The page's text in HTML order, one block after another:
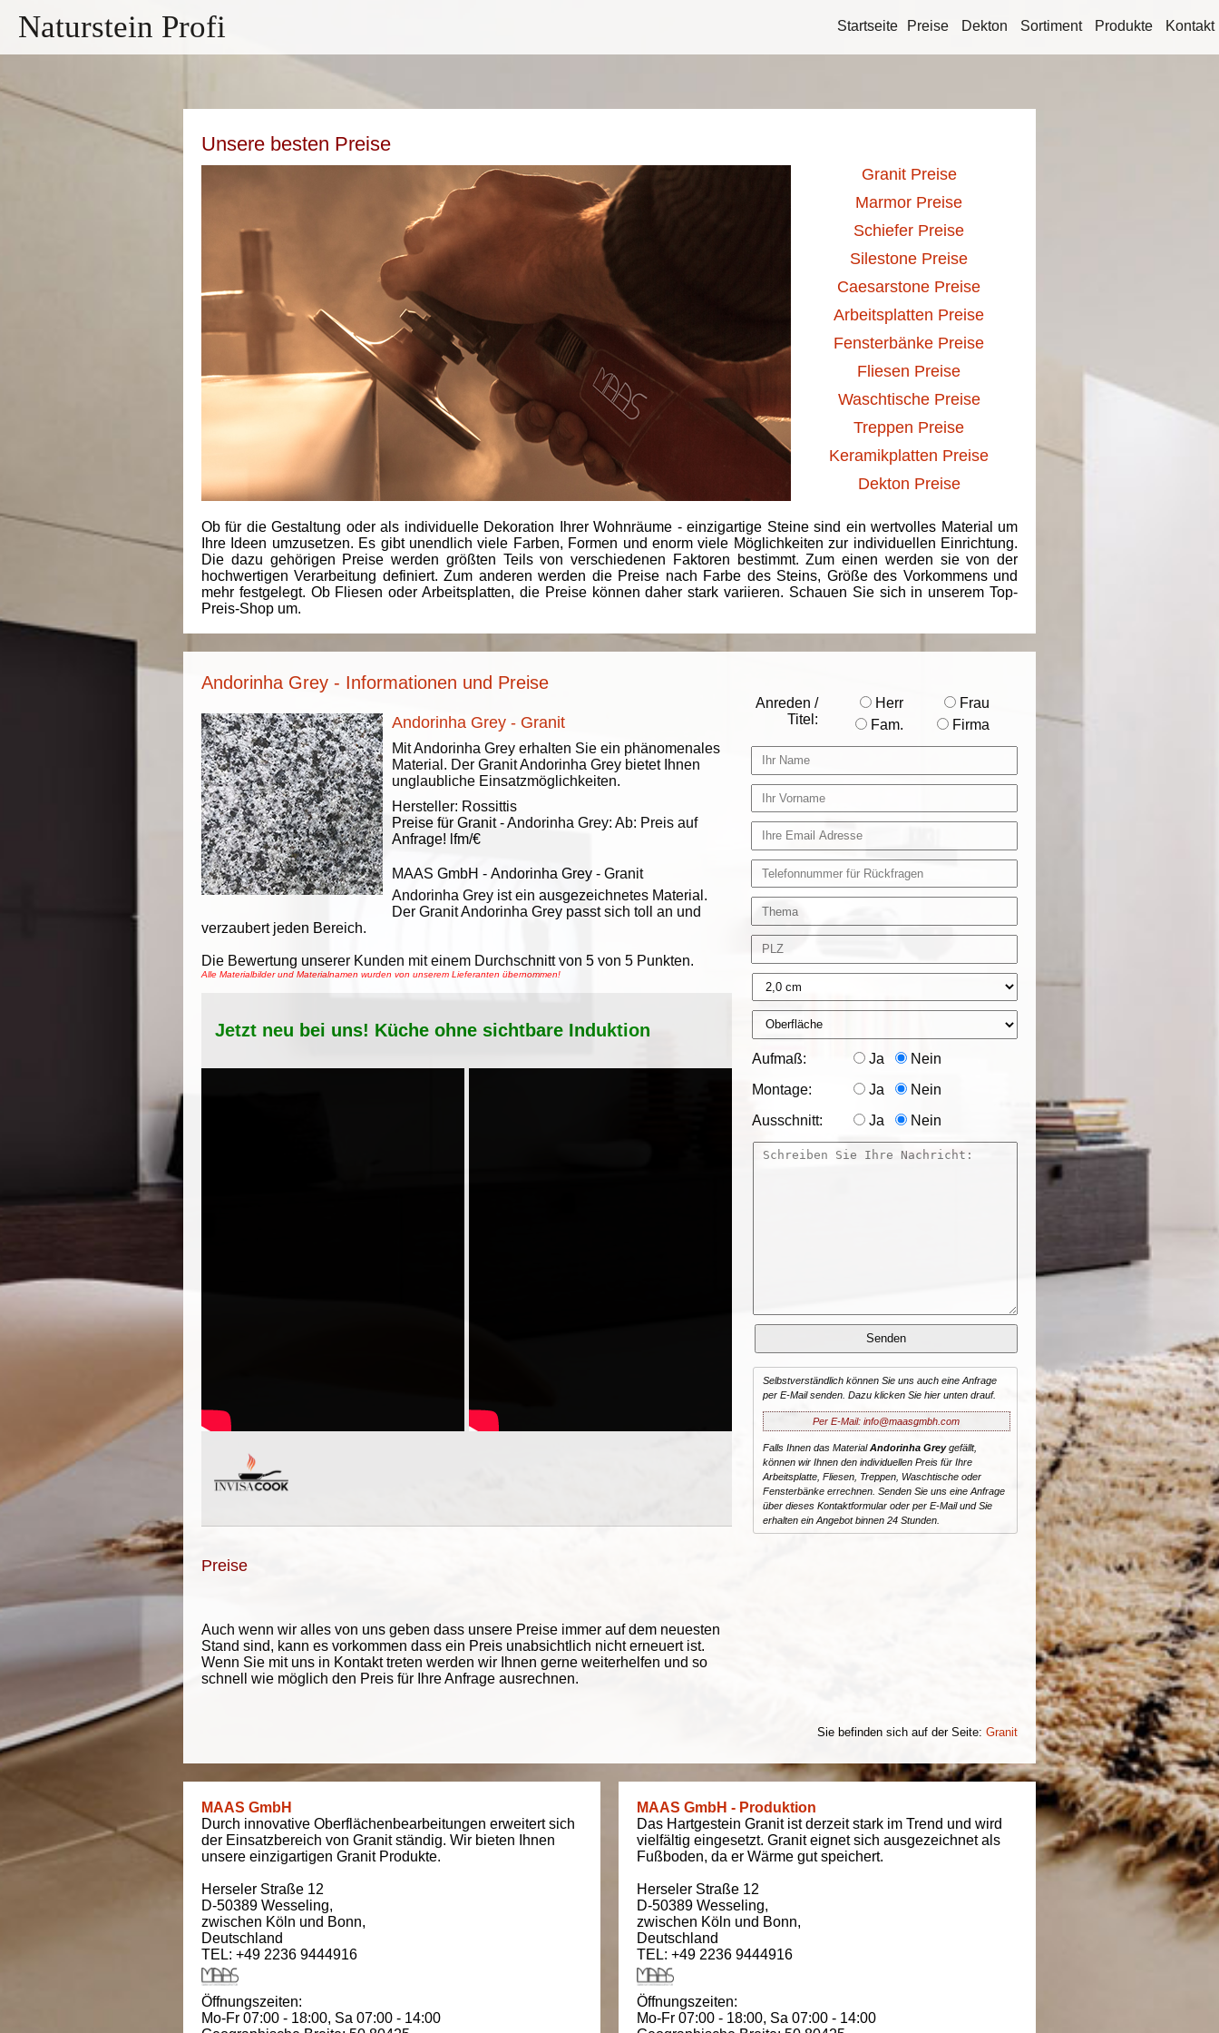
Naturstein Profi Startseite Preise Dekton Sortiment Produkte Kontakt
Unsere besten Preise
Granit Preise
Marmor Preise
Schiefer Preise
Silestone Preise
Caesarstone Preise
Arbeitsplatten Preise
Fensterbänke Preise
Fliesen Preise
Waschtische Preise
Treppen Preise
Keramikplatten Preise
Dekton Preise
Ob für die Gestaltung oder als individuelle Dekoration Ihrer Wohnräume - einzigartige Steine sind ein wertvolles Material um
Ihre Ideen umzusetzen. Es gibt unendlich viele Farben, Formen und enorm viele Möglichkeiten zur individuellen Einrichtung.
Die dazu gehörigen Preise werden größten Teils von verschiedenen Faktoren bestimmt. Zum einen werden sie von der
hochwertigen Verarbeitung definiert. Zum anderen werden die Preise nach Farbe des Steins, Größe des Vorkommens und
mehr festgelegt. Ob Fliesen oder Arbeitsplatten, die Preise können daher stark variieren. Schauen Sie sich in unserem Top-
Preis-Shop um.
Andorinha Grey - Informationen und Preise
Andorinha Grey - Granit
Mit Andorinha Grey erhalten Sie ein phänomenales
Material. Der Granit Andorinha Grey bietet Ihnen
unglaubliche Einsatzmöglichkeiten.
Hersteller: Rossittis
Preise für Granit -Andorinha Grey: Ab: Preis auf
Anfrage! lfm/€
MAAS GmbH - Andorinha Grey - Granit
Andorinha Grey ist ein ausgezeichnetes Material.
Der Granit Andorinha Grey passt sich toll an und
verzaubert jeden Bereich.
Die Bewertung unserer Kunden mit einem Durchschnitt von 5 von 5 Punkten.
Alle Materialbilder und Materialnamen wurden von unserem Lieferanten übernommen!
Jetzt neu bei uns! Küche ohne sichtbare Induktion
Preise
Auch wenn wir alles von uns geben dass unsere Preise immer auf dem neuesten
Stand sind, kann es vorkommen dass ein Preis unabsichtlich nicht erneuert ist.
Wenn Sie mit uns in Kontakt treten werden wir Ihnen gerne weiterhelfen und so
schnell wie möglich den Preis für Ihre Anfrage ausrechnen.
Anreden /
Titel:
Herr
Frau
Fam.
Firma
Aufmaß: Ja Nein
Montage: Ja Nein
Ausschnitt: Ja Nein
Selbstverständlich können Sie uns auch eine Anfrage
per E-Mail senden. Dazu klicken Sie hier unten drauf.
Per E-Mail: info@maasgmbh.com
Falls Ihnen das MaterialAndorinha Greygefällt,
können wir Ihnen den individuellen Preis für Ihre
Arbeitsplatte, Fliesen, Treppen, Waschtische oder
Fensterbänke errechnen. Senden Sie uns eine Anfrage
über dieses Kontaktformular oder per E-Mail und Sie
erhalten ein Angebot binnen 24 Stunden.
Sie befinden sich auf der Seite: Granit
MAAS GmbH
Durch innovative Oberflächenbearbeitungen erweitert sich
der Einsatzbereich von Granit ständig. Wir bieten Ihnen
unsere einzigartigen Granit Produkte.
Herseler Straße 12
D-50389 Wesseling,
zwischen Köln und Bonn,
Deutschland
TEL: +49 2236 9444916
Öffnungszeiten:
Mo-Fr 07:00 - 18:00, Sa 07:00 - 14:00
MAAS GmbH - Produktion
Das Hartgestein Granit ist derzeit stark im Trend und wird
vielfältig eingesetzt. Granit eignet sich ausgezeichnet als
Fußboden, da er Wärme gut speichert.
Herseler Straße 12
D-50389 Wesseling,
zwischen Köln und Bonn,
Deutschland
TEL: +49 2236 9444916
Öffnungszeiten:
Mo-Fr 07:00 - 18:00, Sa 07:00 - 14:00